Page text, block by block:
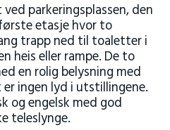
parkeringsplassen, den
etasje hvor to
trapp ned til toaletter i
heis eller rampe. De to
en rolig belysning med
ingen lyd i utstillingene.
og engelsk med god
teleslynge.